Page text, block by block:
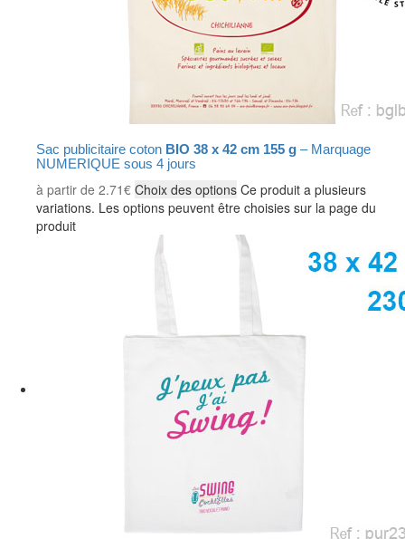
Sac publicitaire coton BIO 38 x 42 cm 155 g – Marquage
NUMERIQUE sous 4 jours
à partir de 2.71€ Choix des options Ce produit a plusieurs
variations. Les options peuvent être choisies sur la page du
produit